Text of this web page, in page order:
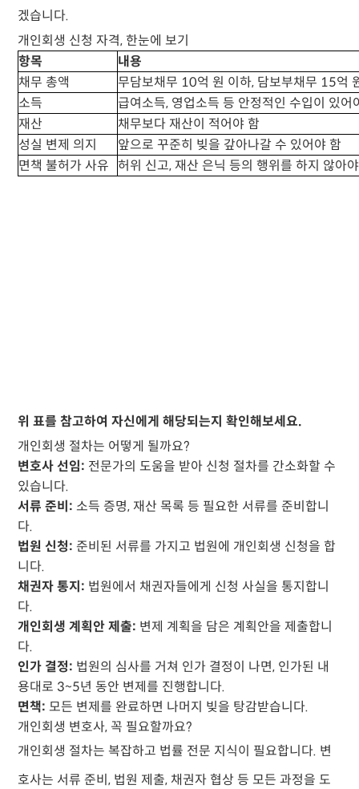
겠습니다.
개인회생 신청 자격, 한눈에 보기
항목
내용
채무 총액
무담보채무 10억 원 이하, 담보부채무 15억
소득
급여소득, 영업소득 등 안정적인 수입이 있어
재산
채무보다 재산이 적어야 함
성실 변제 의지
앞으로 꾸준히 빚을 갚아나갈 수 있어야 함
면책 불허가 사유 허위 신고, 재산 은닉 등의 행위를 하지 않아
위 표를 참고하여 자신에게 해당되는지 확인해보세요.
개인회생 절차는 어떻게 될까요?
변호사 선임: 전문가의 도움을 받아 신청 절차를 간소화할 수
있습니다.
서류 준비: 소득 증명, 재산 목록 등 필요한 서류를 준비합니
다.
법원 신청: 준비된 서류를 가지고 법원에 개인회생 신청을 합
니다.
채권자 통지: 법원에서 채권자들에게 신청 사실을 통지합니
다.
개인회생 계획안 제출: 변제 계획을 담은 계획안을 제출합니
다.
인가 결정: 법원의 심사를 거쳐 인가 결정이 나면, 인가된 내
용대로 3~5년 동안 변제를 진행합니다.
면책: 모든 변제를 완료하면 나머지 빚을 탕감받습니다.
개인회생 변호사, 꼭 필요할까요?
개인회생 절차는 복잡하고 법률 전문 지식이 필요합니다. 변
호사는 서류 준비, 법원 제출, 채권자 협상 등 모든 과정을 도